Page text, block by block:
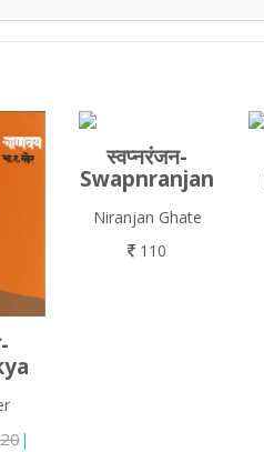
|
स्वप्नरंजन-
Swapnranjan
Niranjan Ghate
110